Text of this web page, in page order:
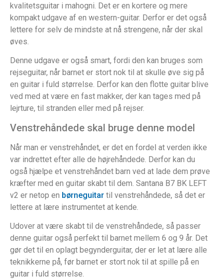
kvalitetsguitar i mahogni. Det er en kortere og mere
kompakt udgave af en western-guitar. Derfor er det også
lettere for selv de mindste at nå strengene, når der skal
øves.
Denne udgave er også smart, fordi den kan bruges som
rejseguitar, når barnet er stort nok til at skulle øve sig på
en guitar i fuld størrelse. Derfor kan den flotte guitar blive
ved med at være en fast makker, der kan tages med på
lejrture, til stranden eller med på rejser.
Venstrehåndede skal bruge denne model
Når man er venstrehåndet, er det en fordel at verden ikke
var indrettet efter alle de højrehåndede. Derfor kan du
også hjælpe et venstrehåndet barn ved at lade dem prøve
kræfter med en guitar skabt til dem. Santana B7 BK LEFT
v2 er netop en børneguitar til venstrehåndede, så det er
lettere at lære instrumentet at kende.
Udover at være skabt til de venstrehåndede, så passer
denne guitar også perfekt til barnet mellem 6 og 9 år. Det
gør det til en oplagt begynderguitar, der er let at lære alle
teknikkerne på, før barnet er stort nok til at spille på en
guitar i fuld størrelse.